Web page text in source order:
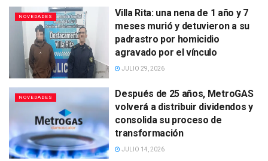
NOVEDADES
Villa Rita: una nena de 1 año y 7
meses murió y detuvieron a su
padrastro por homicidio
agravado por el vínculo
JULIO 29, 2026
NOVEDADES
Después de 25 años, MetroGAS
volverá a distribuir dividendos y
consolida su proceso de
transformación
JULIO 14, 2026